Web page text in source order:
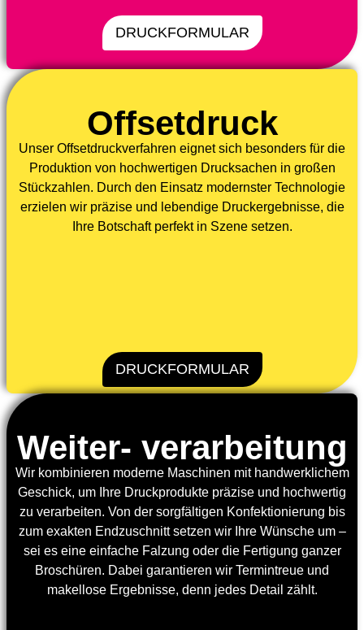
DRUCKFORMULAR
Offsetdruck
Unser Offsetdruckverfahren eignet sich besonders für die
Produktion von hochwertigen Drucksachen in großen
Stückzahlen. Durch den Einsatz modernster Technologie
erzielen wir präzise und lebendige Druckergebnisse, die
Ihre Botschaft perfekt in Szene setzen.
DRUCKFORMULAR
Weiter- verarbeitung
Wir kombinieren moderne Maschinen mit handwerklichem
Geschick, um Ihre Druckprodukte präzise und hochwertig
zu verarbeiten. Von der sorgfältigen Konfektionierung bis
zum exakten Endzuschnitt setzen wir Ihre Wünsche um –
sei es eine einfache Falzung oder die Fertigung ganzer
Broschüren. Dabei garantieren wir Termintreue und
makellose Ergebnisse, denn jedes Detail zählt.